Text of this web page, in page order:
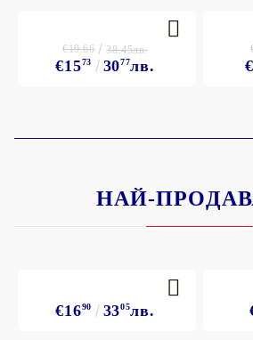
€1573 3077лв.
€19.66 38.45лв.
НАЙ-
€1690 3305лв.